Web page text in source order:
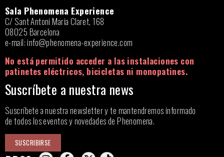
Sala Phenomena Experience
C/ Sant Antoni Maria Claret, 168
08025 Barcelona
e-mail:info@phenomena-experience.com
No está permitido acceder a las instalaciones con
patinetes eléctricos, bicicletas ni monopatines.
Suscríbete a nuestra news
Suscríbete a nuestra newsletter y te mantendremos informado
de todos los eventos y novedades de Phenomena.
SUSCRIBIRSE